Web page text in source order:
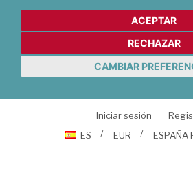
ACEPTAR
RECHAZAR
CAMBIAR
Iniciar sesión
ES
EUR ESPAÑA